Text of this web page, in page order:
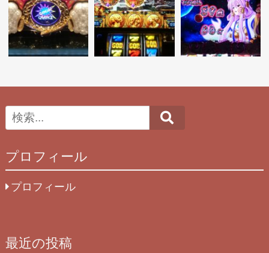
プロフィール
プロフィール
最近の投稿